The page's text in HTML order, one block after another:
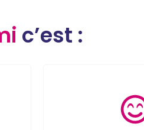
c’est :